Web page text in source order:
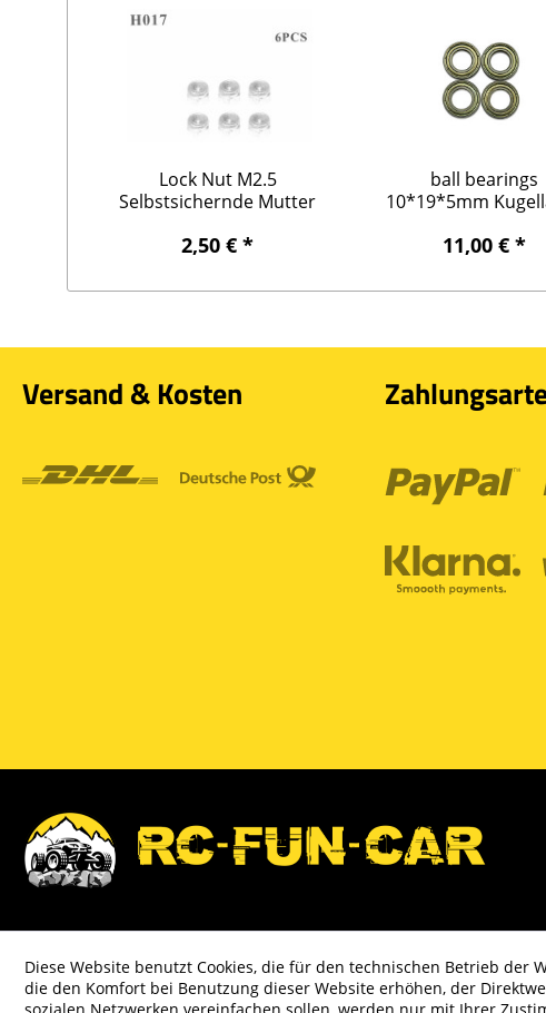
Lock Nut M2.5
Selbstsichernde Mutter
2,50 € *
ball bearings
10*19*5mm
11,00 € *
Versand & Kosten
Diese Website benutzt Cookies, die für den technischen Betrieb der
die den Komfort bei Benutzung dieser Website erhöhen, der